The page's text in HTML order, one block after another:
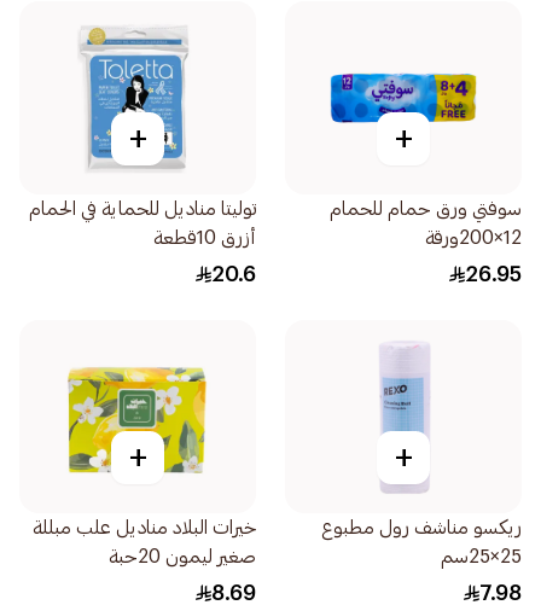
+
سوفتي ورق حمام للحمام
12×200ورقة
26.95
+
توليتا مناديل للحماية في الحمام
أزرق 10قطعة
20.6
+
ريكسو مناشف رول مطبوع
25×25سم
7.98
+
خيرات البلاد مناديل علب مبللة
صغير ليمون 20حبة
8.69